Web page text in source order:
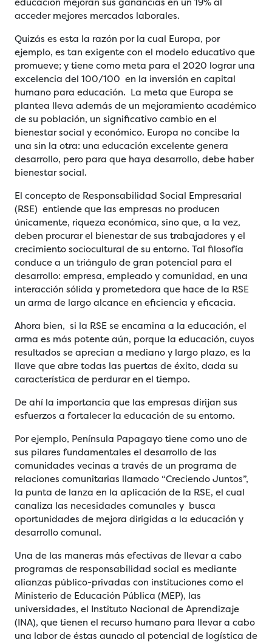
acceder mejores mercados laborales.
Quizás es esta la razón por la cual Europa, por
ejemplo, es tan exigente con el modelo educativo que
promueve; y tiene como meta para el 2020 lograr una
excelencia del 100/100 en la inversión en capital
humano para educación. La meta que Europa se
plantea lleva además de un mejoramiento académico
de su población, un significativo cambio en el
bienestar social y económico. Europa no concibe la
una sin la otra: una educación excelente genera
desarrollo, pero para que haya desarrollo, debe haber
bienestar social.
El concepto de Responsabilidad Social Empresarial
(RSE) entiende que las empresas no producen
únicamente, riqueza económica, sino que, a la vez,
deben procurar el bienestar de sus trabajadores y el
crecimiento sociocultural de su entorno. Tal filosofía
conduce a un triángulo de gran potencial para el
desarrollo: empresa, empleado y comunidad, en una
interacción sólida y prometedora que hace de la RSE
un arma de largo alcance en eficiencia y eficacia.
Ahora bien, si la RSE se encamina a la educación, el
arma es más potente aún, porque la educación, cuyos
resultados se aprecian a mediano y largo plazo, es la
llave que abre todas las puertas de éxito, dada su
característica de perdurar en el tiempo.
De ahí la importancia que las empresas dirijan sus
esfuerzos a fortalecer la educación de su entorno.
Por ejemplo, Península Papagayo tiene como uno de
sus pilares fundamentales el desarrollo de las
comunidades vecinas a través de un programa de
relaciones comunitarias llamado “Creciendo Juntos”,
la punta de lanza en la aplicación de la RSE, el cual
canaliza las necesidades comunales y busca
oportunidades de mejora dirigidas a la educación y
desarrollo comunal.
Una de las maneras más efectivas de llevar a cabo
programas de responsabilidad social es mediante
alianzas público-privadas con instituciones como el
Ministerio de Educación Pública (MEP), las
universidades, el Instituto Nacional de Aprendizaje
(INA), que tienen el recurso humano para llevar a cabo
una labor de éstas aunado al potencial de logística de